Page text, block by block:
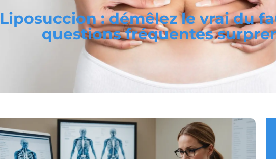
Liposuccion : démêlez le vrai du
questions fréquentes